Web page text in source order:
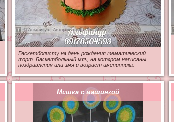
Баскетболисту на день рождения тематический
торт. Баскетбольный мяч, на котором написаны
поздравления или имя и возраст именинника.
Мишка с машинкой